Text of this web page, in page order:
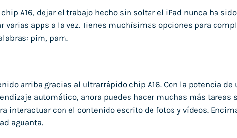
A16, dejar el trabajo hecho sin soltar el iPad nunca ha
varias apps a la vez. Tienes muchísimas opciones para
pim, pam.
arriba gracias al ultrarrápido chip A16. Con la potencia de
automático, ahora puedes hacer muchas más tareas
interactuar con el contenido escrito de fotos y vídeos.
aguanta.